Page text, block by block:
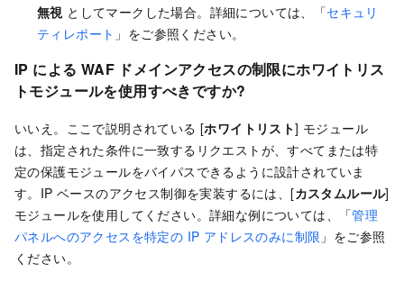
無視 としてマークした場合。詳細については、「セキュリ
ティレポート 」をご参照ください。
IP による WAF ドメインアクセスの制限にホワイトリス
トモジュールを使用すべきですか?
いいえ。ここで説明されている [ホワイトリスト] モジュール
は、指定された条件に一致するリクエストが、すべてまたは特
定の保護モジュールをバイパスできるように設計されていま
す。IP ベースのアクセス制御を実装するには、[カスタムルール]
モジュールを使用してください。詳細な例については、「管理
パネルへのアクセスを特定の IP アドレスのみに制限 」をご参照
ください。